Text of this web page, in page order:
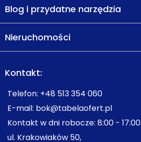
Blog i przydatne narzędzia
Nieruchomości
Kontakt:
Telefon: +48 513 354 060
E-mail: bok@tabelaofert.pl
Kontakt w dni robocze: 8:00 - 17:00
ul. Krakowiaków 50,